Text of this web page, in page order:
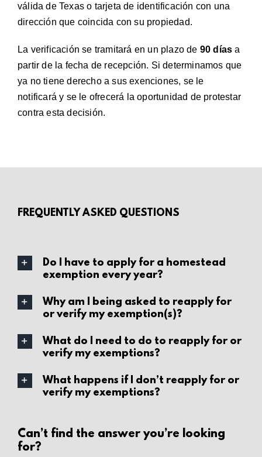
válida de Texas o tarjeta de identificación con una
dirección que coincida con su propiedad.
La verificación se tramitará en un plazo de 90 díasa
partir de la fecha de recepción. Si determinamos que
ya no tiene derecho a sus exenciones, se le
notificará y se le ofrecerá la oportunidad de protestar
contra esta decisión.
FREQUENTLY ASKED QUESTIONS
Do I have to apply for a homestead
exemption every year?
Why am I being asked to reapply for
or verify my exemption(s)?
What do I need to do to reapply for or
verify my exemptions?
What happens if I don’t reapply for or
verify my exemptions?
Can’t find the answer you’re looking
for?